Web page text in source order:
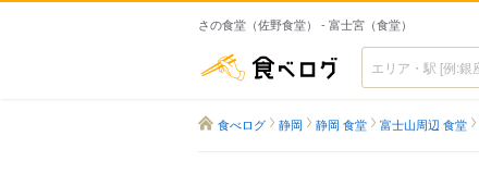
さの食堂（佐野食堂） - 富士宮（食堂）
食べログ
食べログ 静岡 静岡 食堂 富士山周辺 食堂